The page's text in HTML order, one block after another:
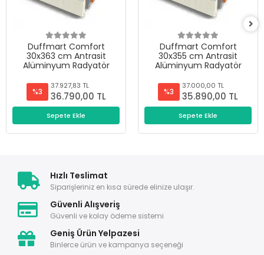
Duffmart Comfort
30x363 cm Antrasit
Alüminyum Radyatör
%3
37.927,83 TL
36.790,00 TL
Sepete Ekle
Duffmart Comfort
30x355 cm Antrasit
Alüminyum Radyatör
%3
37.000,00 TL
35.890,00 TL
Sepete Ekle
Hızlı Teslimat
Siparişleriniz en kısa sürede elinize ulaşır.
Güvenli Alışveriş
Güvenli ve kolay ödeme sistemi
Geniş Ürün Yelpazesi
Binlerce ürün ve kampanya seçeneği